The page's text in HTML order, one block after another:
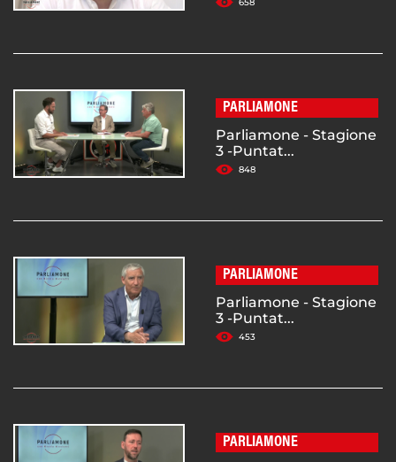
658
PARLIAMONE
Parliamone - Stagione
3 -Puntat...
848
PARLIAMONE
Parliamone - Stagione
3 -Puntat...
453
PARLIAMONE